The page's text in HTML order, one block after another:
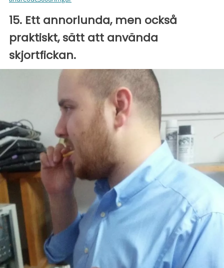
15. Ett annorlunda, men också
praktiskt, sätt att använda
skjortfickan.